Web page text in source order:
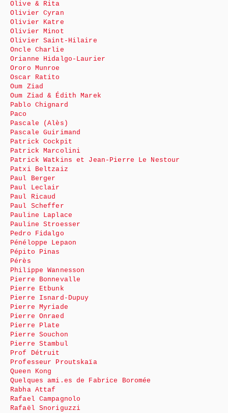
Olive & Rita
Olivier Cyran
Olivier Katre
Olivier Minot
Olivier Saint-Hilaire
Oncle Charlie
Orianne Hidalgo-Laurier
Ororo Munroe
Oscar Ratito
Oum Ziad
Oum Ziad & Édith Marek
Pablo Chignard
Paco
Pascale (Alès)
Pascale Guirimand
Patrick Cockpit
Patrick Marcolini
Patrick Watkins et Jean-Pierre Le Nestour
Patxi Beltzaiz
Paul Berger
Paul Leclair
Paul Ricaud
Paul Scheffer
Pauline Laplace
Pauline Stroesser
Pedro Fidalgo
Pénéloppe Lepaon
Pépito Pinas
Pérès
Philippe Wannesson
Pierre Bonnevalle
Pierre Etbunk
Pierre Isnard-Dupuy
Pierre Myriade
Pierre Onraed
Pierre Plate
Pierre Souchon
Pierre Stambul
Prof Détruit
Professeur Proutskaïa
Queen Kong
Quelques ami.es de Fabrice Boromée
Rabha Attaf
Rafael Campagnolo
Rafaël Snoriguzzi